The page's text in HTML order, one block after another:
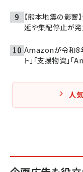
【熊本地震の影響
延や集配停止が発
Amazonが令和8
ト」「支援物資」
人